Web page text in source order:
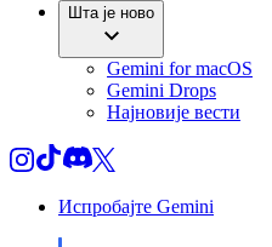
Шта је ново
Gemini for macOS
Gemini Drops
Најновије вести
Испробајте Gemini